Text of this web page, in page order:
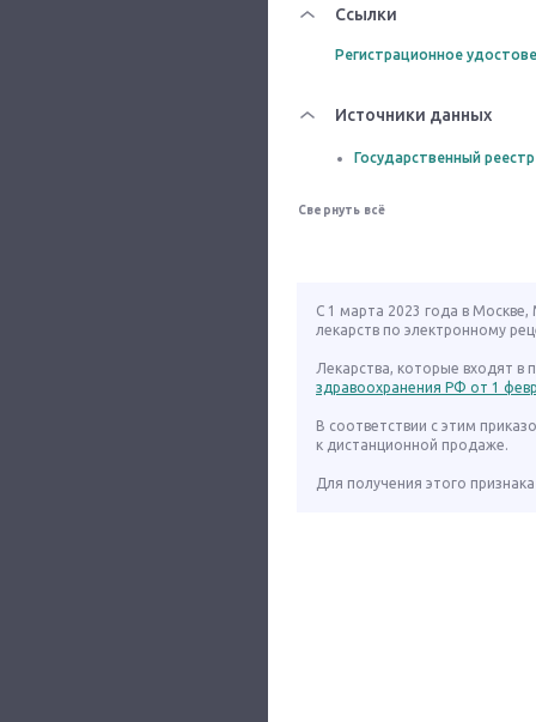
Ссылки
Регистрационное
Источники данных
Государственный
Свернуть всё
С 1 марта 2023 года в
лекарств по электронному
Лекарства, которые входят в
здравоохранения РФ от 1
В соответствии с этим
к дистанционной продаже.
Для получения этого признака